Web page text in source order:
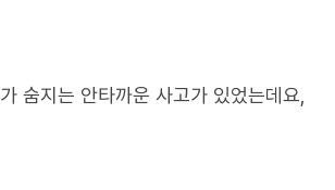
숨지는 안타까운 사고가 있었는데요,